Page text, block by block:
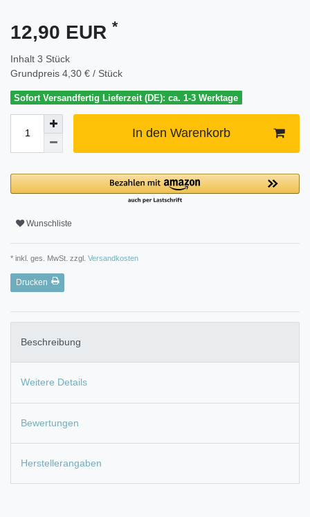
12,90 EUR *
Inhalt 3 Stück
Grundpreis 4,30 € / Stück
Sofort Versandfertig Lieferzeit (DE): ca. 1-3 Werktage
In den Warenkorb
Wunschliste
* inkl. ges. MwSt. zzgl. Versandkosten
Drucken
Beschreibung
Weitere Details
Bewertungen
Herstellerangaben